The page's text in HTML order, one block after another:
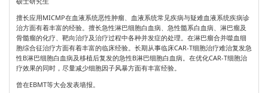
擅长应用MICMP在血液系统恶性肿瘤、血液系统常见疾病与疑难血液系统疾病诊
治方面有着丰富的经验。擅长急性淋巴细胞白血病、急性髓系白血病、淋巴瘤及
骨髓瘤的化疗、靶向治疗及治疗过程中各种并发症的处理。在淋巴瘤合并噬血细
胞综合征治疗方面有着丰富的临床经验。长期从事临床CAR-T细胞治疗难治复发急
性B淋巴细胞白血病及移植后复发的急性B淋巴细胞白血病。在优化CAR-T细胞治
疗效果的同时，尽量减少细胞因子风暴方面有丰富经验。
曾在EBMT等大会发表墙报。